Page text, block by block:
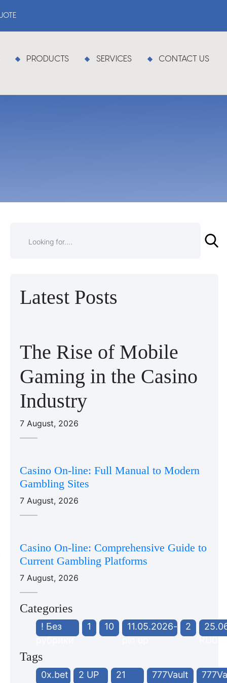
PRODUCTS SERVICES CONTACT US
Latest Posts
The Rise of Mobile
Gaming in the Casino
Industry
7 August, 2026
Casino On-line: Full Manual to Modern
Gambling Sites
7 August, 2026
Casino On-line: Comprehensive Guide to
Current Gambling Platforms
7 August, 2026
Categories
! Без
1 10
11.05.2026-
2
Tags
0x.bet
2 UP
21
777Vault